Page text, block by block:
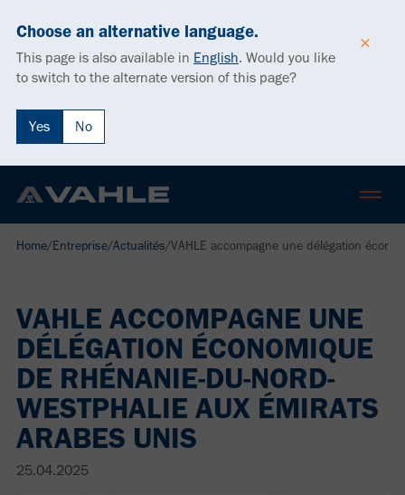
Choose an alternative language.
This page is also available in English. Would you like
to switch to the alternate version of this page?
Yes No
Home/Entreprise/Actualités/VAHLE accompagne une délégation
VAHLE ACCOMPAGNE UNE
DÉLÉGATION ÉCONOMIQUE
DE RHÉNANIE-DU-NORD-
WESTPHALIE AUX ÉMIRATS
ARABES UNIS
25.04.2025